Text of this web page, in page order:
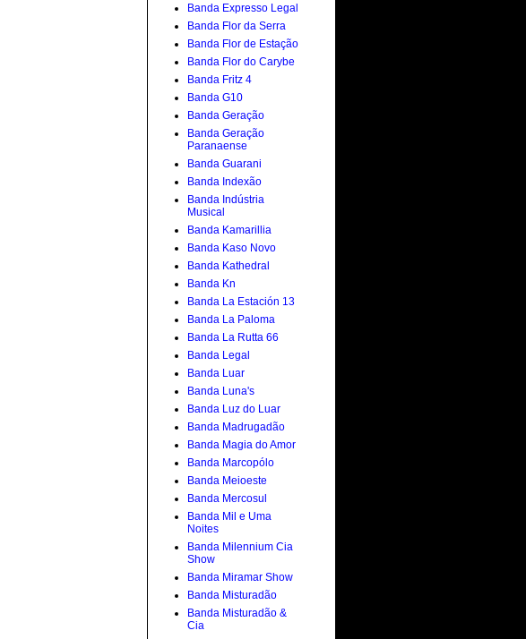
Banda Expresso Legal
Banda Flor da Serra
Banda Flor de Estação
Banda Flor do Carybe
Banda Fritz 4
Banda G10
Banda Geração
Banda Geração
Paranaense
Banda Guarani
Banda Indexão
Banda Indústria
Musical
Banda Kamarillia
Banda Kaso Novo
Banda Kathedral
Banda Kn
Banda La Estación 13
Banda La Paloma
Banda La Rutta 66
Banda Legal
Banda Luar
Banda Luna's
Banda Luz do Luar
Banda Madrugadão
Banda Magia do Amor
Banda Marcopólo
Banda Meioeste
Banda Mercosul
Banda Mil e Uma
Noites
Banda Milennium Cia
Show
Banda Miramar Show
Banda Misturadão
Banda Misturadão &
Cia